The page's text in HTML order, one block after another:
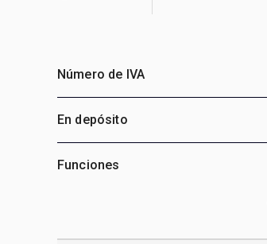
Número de IVA
En depósito
Funciones